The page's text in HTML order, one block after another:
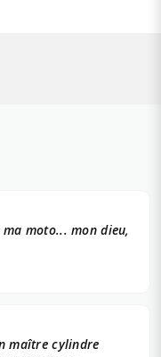
moto... mon dieu,
maître cylindre